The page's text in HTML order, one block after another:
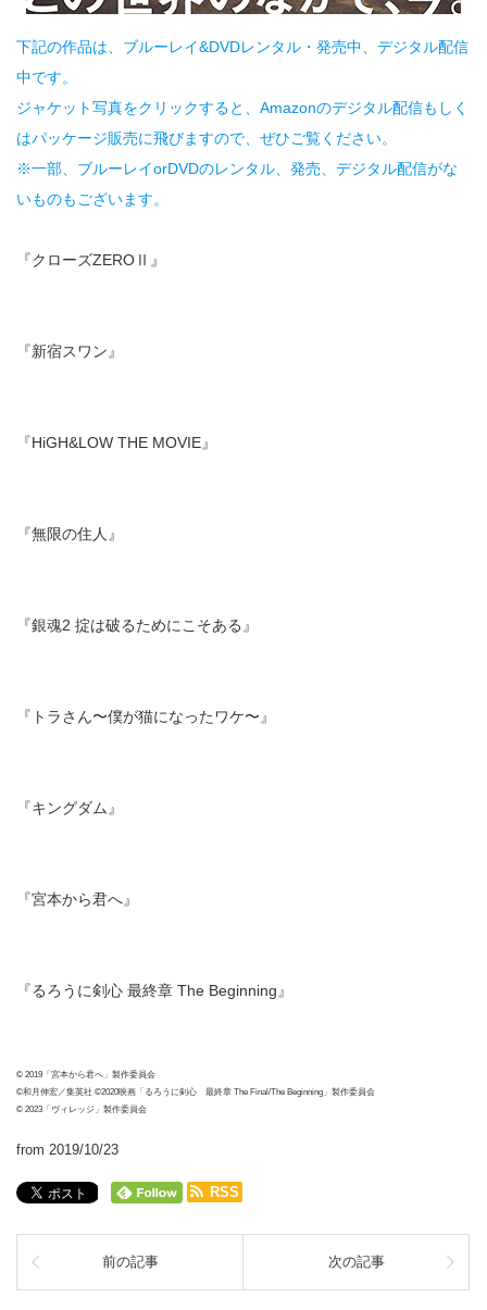
下記の作品は、ブルーレイ&DVDレンタル・発売中、デジタル配信
中です。
ジャケット写真をクリックすると、Amazonのデジタル配信もしく
はパッケージ販売に飛びますので、ぜひご覧ください。
※一部、ブルーレイorDVDのレンタル、発売、デジタル配信がな
いものもございます。
『クローズZEROⅡ』
『新宿スワン』
『HiGH&LOW THE MOVIE』
『無限の住人』
『銀魂2 掟は破るためにこそある』
『トラさん〜僕が猫になったワケ〜』
『キングダム』
『宮本から君へ』
『るろうに剣心 最終章 The Beginning』
© 2019「宮本から君へ」製作委員会
©和月伸宏／集英社 ©2020映画「るろうに剣心 最終章 The Final/The Beginning」製作委員会
© 2023「ヴィレッジ」製作委員会
from 2019/10/23
RSS
前の記事 次の記事